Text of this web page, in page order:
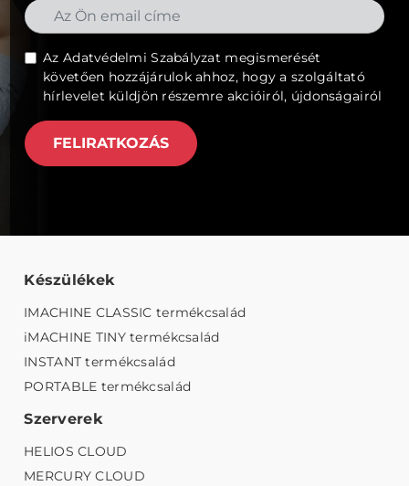
AzAdatvédelmi Szabályzat megismerését
követően hozzájárulok ahhoz, hogy a szolgáltató
hírlevelet küldjön részemre akcióiról, újdonságairól
FELIRATKOZÁS
Készülékek
IMACHINE CLASSIC termékcsalád
iMACHINE TINY termékcsalád
INSTANT termékcsalád
PORTABLE termékcsalád
Szerverek
HELIOS CLOUD
MERCURY CLOUD